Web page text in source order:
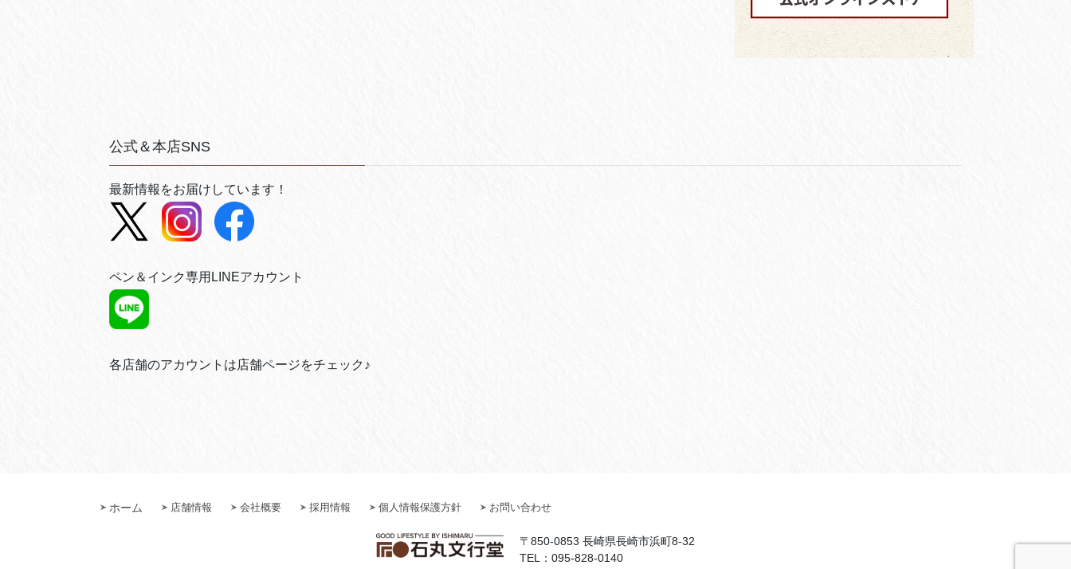
公式＆本店SNS
最新情報をお届けしています！
ペン＆インク専用LINEアカウント
各店舗のアカウントは店舗ページをチェック♪
ホーム 店舗情報 会社概要 採用情報 個人情報保護方針 お問い合わせ
〒850-0853 長崎県長崎市浜町8-32
TEL：095-828-0140